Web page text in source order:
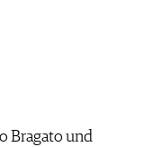
Bragato und